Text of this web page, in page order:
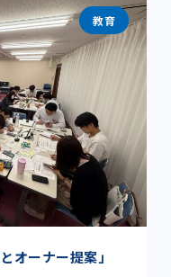
教育
オーナー提案」